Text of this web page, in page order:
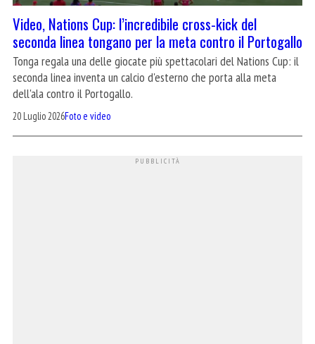
Video, Nations Cup: l’incredibile cross-kick del
seconda linea tongano per la meta contro il Portogallo
Tonga regala una delle giocate più spettacolari del Nations Cup: il
seconda linea inventa un calcio d'esterno che porta alla meta
dell'ala contro il Portogallo.
20 Luglio 2026Foto e video